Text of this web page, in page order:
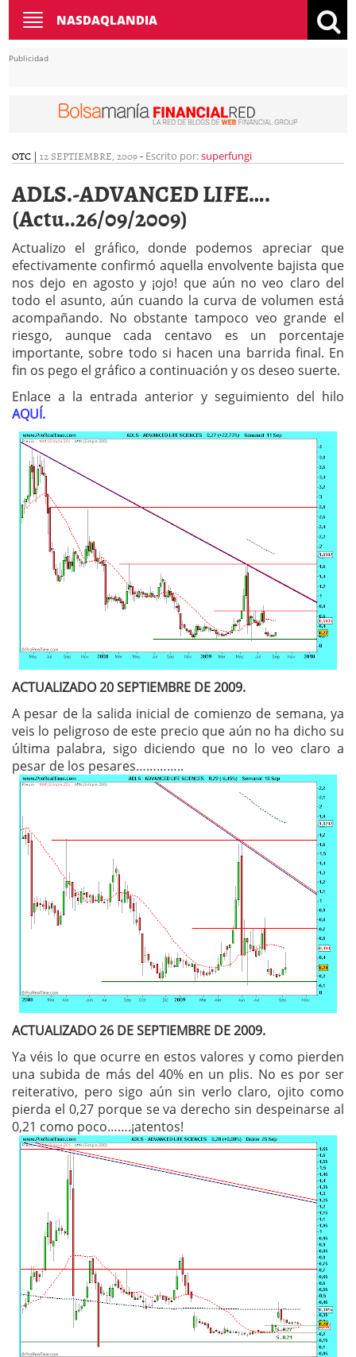
Toggle
navigation
NASDAQLANDIA
Publicidad
OTC | 12 SEPTIEMBRE, 2009- Escrito por:superfungi
ADLS.-ADVANCED LIFE….
(Actu..26/09/2009)
Actualizo el gráfico, donde podemos apreciar que
efectivamente confirmó aquella envolvente bajista que
nos dejo en agosto y ¡ojo! que aún no veo claro del
todo el asunto, aún cuando la curva de volumen está
acompañando. No obstante tampoco veo grande el
riesgo, aunque cada centavo es un porcentaje
importante, sobre todo si hacen una barrida final. En
fin os pego el gráfico a continuación y os deseo suerte.
Enlace a la entrada anterior y seguimiento del hilo
AQUÍ.
ACTUALIZADO 20 SEPTIEMBRE DE 2009.
A pesar de la salida inicial de comienzo de semana, ya
veis lo peligroso de este precio que aún no ha dicho su
última palabra, sigo diciendo que no lo veo claro a
pesar de los pesares…………..
ACTUALIZADO 26 DE SEPTIEMBRE DE 2009.
Ya véis lo que ocurre en estos valores y como pierden
una subida de más del 40% en un plis. No es por ser
reiterativo, pero sigo aún sin verlo claro, ojito como
pierda el 0,27 porque se va derecho sin despeinarse al
0,21 como poco…….¡atentos!